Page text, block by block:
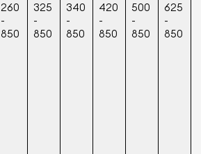
260
-
850
325
-
850
340
-
850
420
-
850
500
-
850
625
-
850